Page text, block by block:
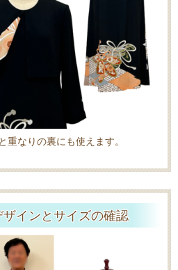
重なりの裏にも使えます。
インとサイズの確認